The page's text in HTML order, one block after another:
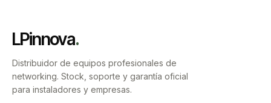
LPinnova.
Distribuidor de equipos profesionales de
networking. Stock, soporte y garantía oficial
para instaladores y empresas.